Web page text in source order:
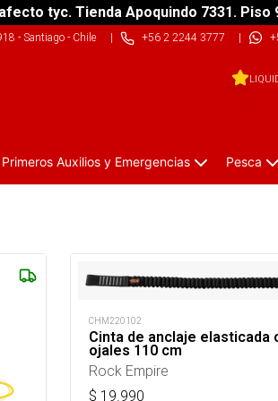
afecto tyc. Tienda Apoquindo 7331. Piso
- Santiago - Chile| +56 2 2244 3777 |
Primeros Auxilios y Emergencias Pesca
CHM220102
Cinta de anclaje elasticada
ojales 110 cm
Rock Empire
$ 19.990